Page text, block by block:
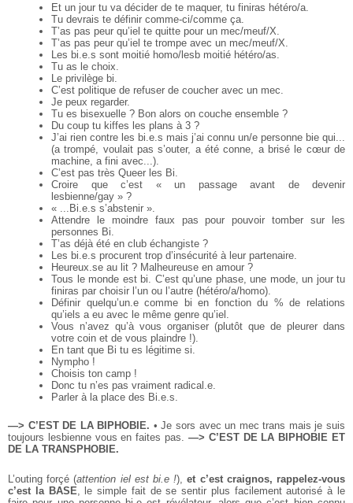
Et un jour tu va décider de te maquer, tu finiras hétéro/a.
Tu devrais te définir comme-ci/comme ça.
T’as pas peur qu’iel te quitte pour un mec/meuf/X.
T’as pas peur qu’iel te trompe avec un mec/meuf/X.
Les bi.e.s sont moitié homo/lesb moitié hétéro/as.
Tu as le choix.
Le privilège bi.
C’est politique de refuser de coucher avec un mec.
Je peux regarder.
Tu es bisexuelle ? Bon alors on couche ensemble ?
Du coup tu kiffes les plans à 3 ?
J’ai rien contre les bi.e.s mais j’ai connu un/e personne bie qui...
(a trompé, voulait pas s’outer, a été conne, a brisé le cœur de
machine, a fini avec...).
C’est pas très Queer les Bi.
Croire que c’est « un passage avant de devenir
lesbienne/gay » ?
« ...Bi.e.s s’abstenir ».
Attendre le moindre faux pas pour pouvoir tomber sur les
personnes Bi.
T’as déjà été en club échangiste ?
Les bi.e.s procurent trop d’insécurité à leur partenaire.
Heureux.se au lit ? Malheureuse en amour ?
Tous le monde est bi. C’est qu’une phase, une mode, un jour tu
finiras par choisir l’un ou l’autre (hétéro/a/homo).
Définir quelqu’un.e comme bi en fonction du % de relations
qu’iels a eu avec le même genre qu’iel.
Vous n’avez qu’à vous organiser (plutôt que de pleurer dans
votre coin et de vous plaindre !).
En tant que Bi tu es légitime si.
Nympho !
Choisis ton camp !
Donc tu n’es pas vraiment radical.e.
Parler à la place des Bi.e.s.
—> C’EST DE LA BIPHOBIE. • Je sors avec un mec trans mais je suis
toujours lesbienne vous en faites pas.
—> C’EST DE LA BIPHOBIE ET
DE LA TRANSPHOBIE.
L’outing forçé (attention iel est bi.e !), et c’est craignos, rappelez-vous
c’est la BASE , le simple fait de se sentir plus facilement autorisé à le